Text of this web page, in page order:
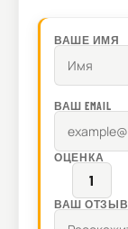
ВАШЕ ИМЯ
ВАШ EMAIL
ОЦЕНКА
1
ВАШ ОТЗЫВ